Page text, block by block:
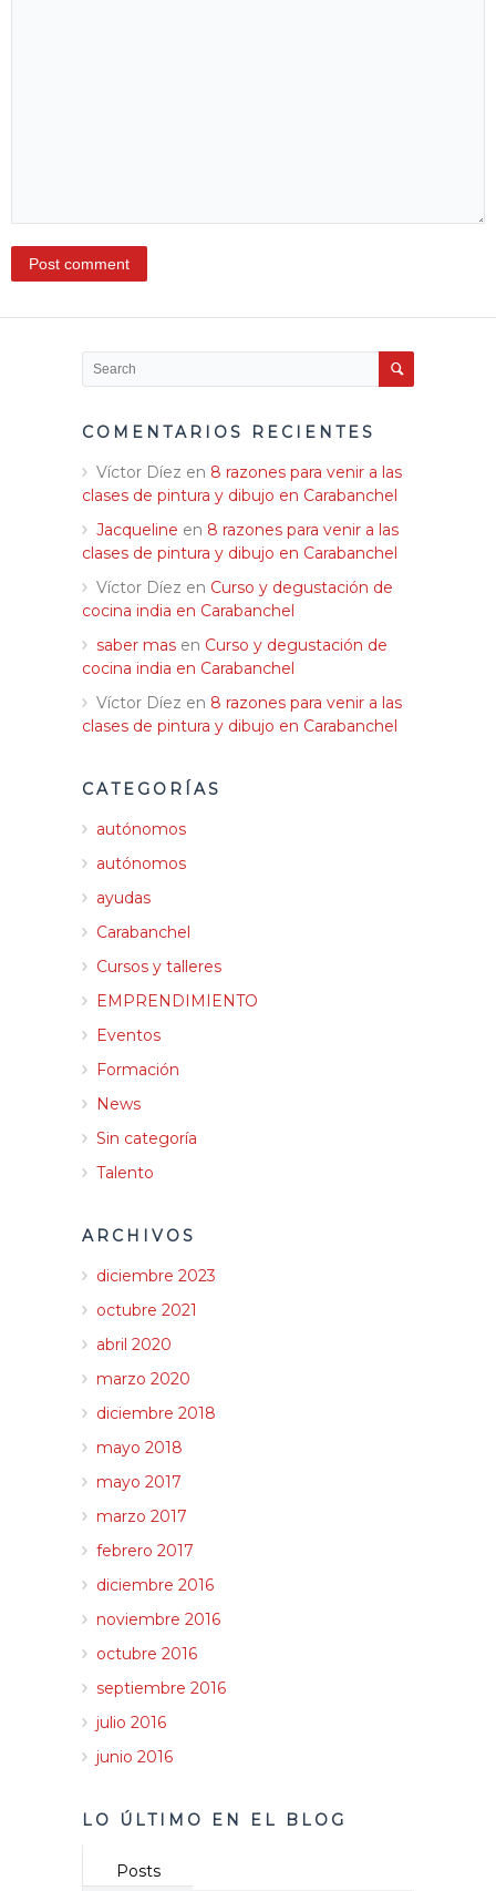
COMENTARIOS RECIENTES
Víctor Díez en 8 razones para venir a las
clases de pintura y dibujo en Carabanchel
Jacqueline en 8 razones para venir a las
clases de pintura y dibujo en Carabanchel
Víctor Díez en Curso y degustación de
cocina india en Carabanchel
saber mas en Curso y degustación de
cocina india en Carabanchel
Víctor Díez en 8 razones para venir a las
clases de pintura y dibujo en Carabanchel
CATEGORÍAS
autónomos
autónomos
ayudas
Carabanchel
Cursos y talleres
EMPRENDIMIENTO
Eventos
Formación
News
Sin categoría
Talento
ARCHIVOS
diciembre 2023
octubre 2021
abril 2020
marzo 2020
diciembre 2018
mayo 2018
mayo 2017
marzo 2017
febrero 2017
diciembre 2016
noviembre 2016
octubre 2016
septiembre 2016
julio 2016
junio 2016
LO ÚLTIMO EN EL BLOG
Posts